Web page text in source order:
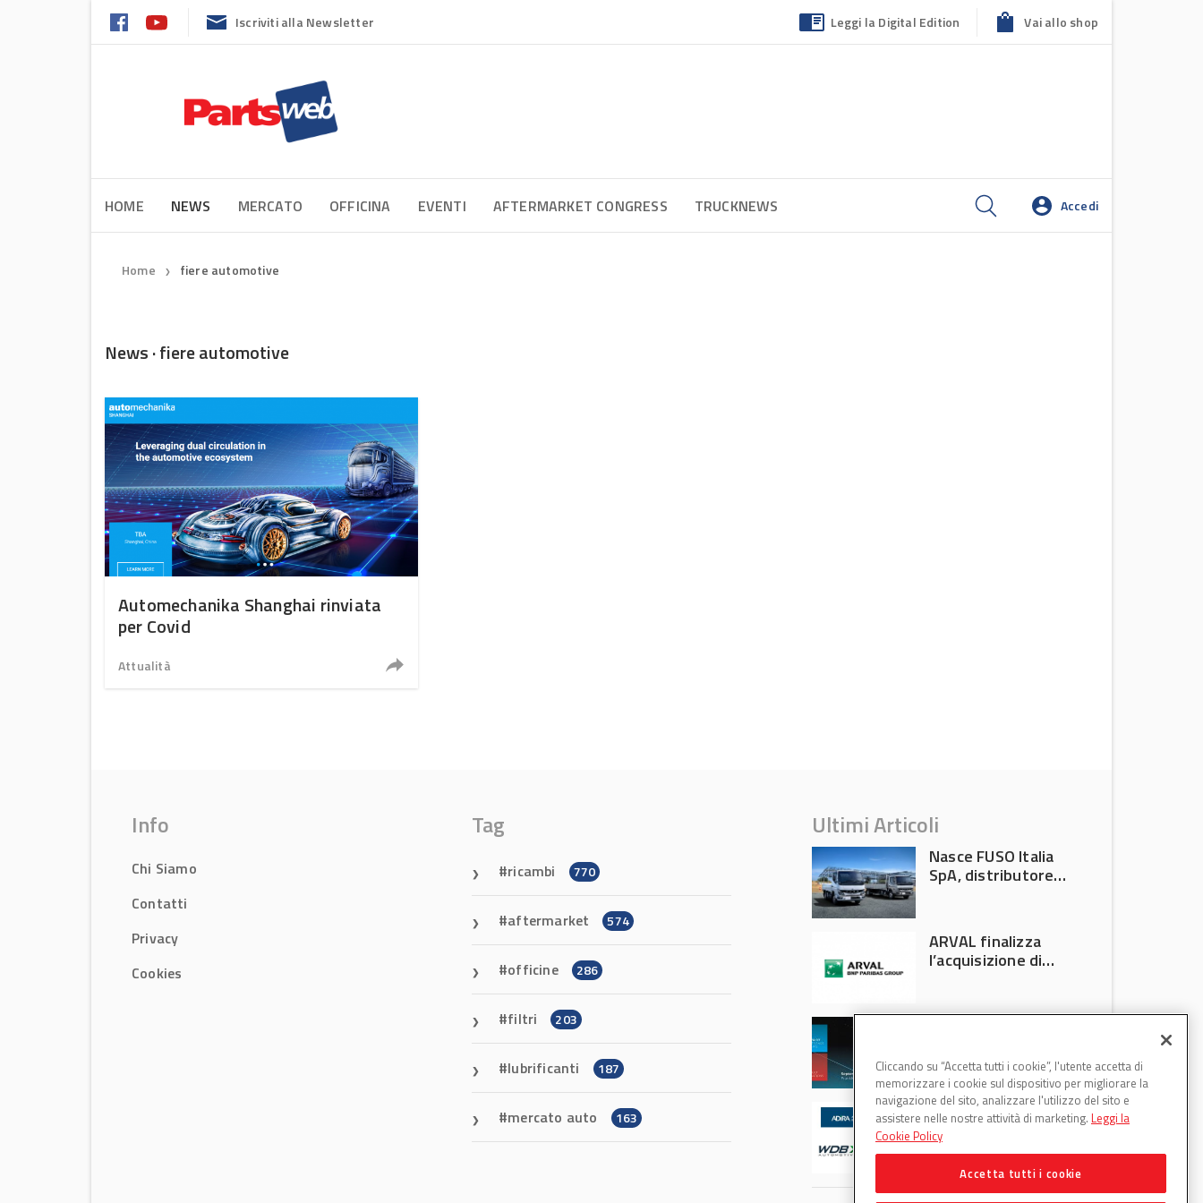
Iscriviti alla Newsletter Leggi la Digital Edition Vai allo shop
HOME NEWS MERCATO OFFICINA EVENTI AFTERMARKET CONGRESS TRUCKNEWS Accedi
Home ❯ fiere automotive
News · fiere automotive
Automechanika Shanghai rinviata
per Covid
Attualità
Info
Chi Siamo
Contatti
Privacy
Cookies
Tag
ricambi 770
aftermarket 574
officine 286
filtri 203
lubrificanti 187
mercato auto 163
Ultimi Articoli
Nasce FUSO Italia
SpA, distributore
ARVAL finalizza
l’acquisizione di
Francoforte 2026
WDB Automotive
(Axitecnica) e Di.Pa.
Sport entrano in
ADIRA
Cliccando su “Accetta tutti i cookie”, l'utente accetta di
memorizzare i cookie sul dispositivo per migliorare la
navigazione del sito, analizzare l'utilizzo del sito e
assistere nelle nostre attività di marketing. Leggi la
Cookie Policy
Accetta tutti i cookie